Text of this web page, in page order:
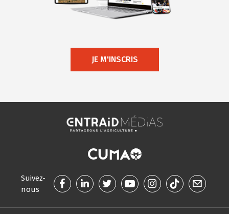
JE M'INSCRIS
Suivez-
nous